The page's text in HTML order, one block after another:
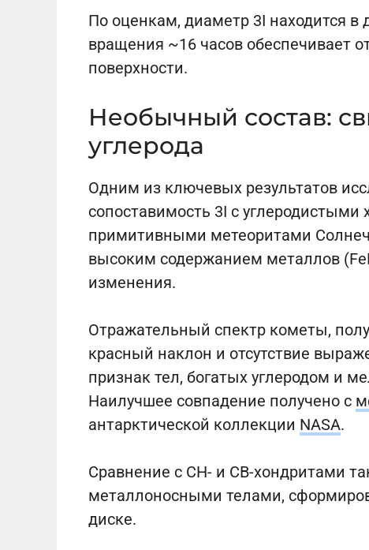
По оценкам, диаметр 3I находится в
вращения ~16 часов обеспечивает
поверхности.
Необычный состав:
углерода
Одним из ключевых результатов
сопоставимость 3I с
примитивными метеоритами
высоким содержанием металлов
изменения.
Отражательный спектр кометы,
красный наклон и отсутствие
признак тел, богатых углеродом и
Наилучшее совпадение получено с
антарктической коллекции NASA.
Сравнение с CH- и CB-хондритами
металлоносными телами,
диске.